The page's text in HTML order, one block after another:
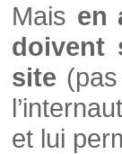
Mais en
doivent
site
et lui